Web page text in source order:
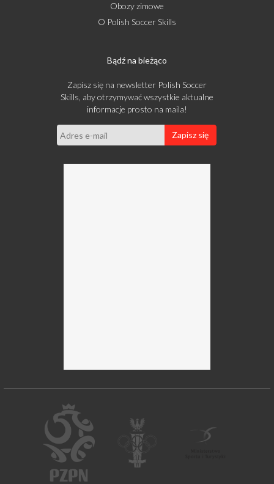
Obozy zimowe
O Polish Soccer Skills
Bądź na bieżąco
Zapisz się na newsletter Polish Soccer
Skills, aby otrzymywać wszystkie aktualne
informacje prosto na maila!
Zapisz się